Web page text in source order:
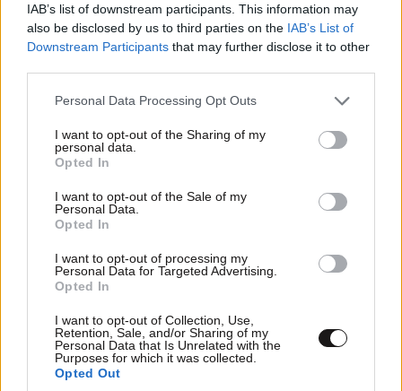
IAB’s list of downstream participants. This information may
also be disclosed by us to third parties on the IAB’s List of
Downstream Participants that may further disclose it to other
Please note that this website/app uses one or more Google
not limited to your visit or usage behaviour. You may click to
grant or deny consent to Google and its third-party tags to
use your data for below specified purposes in below Google
consent section.
Personal Data Processing Opt Outs
I want to opt-out of the Sharing of my
personal data.
Opted In
I want to opt-out of the Sale of my
Personal Data.
Opted In
I want to opt-out of processing my
Personal Data for Targeted Advertising.
Opted In
I want to opt-out of Collection, Use,
Retention, Sale, and/or Sharing of my
Personal Data that Is Unrelated with the
Purposes for which it was collected.
Opted Out
Βασίλειος ο Β' 05·01·2013 12:31
Βάλτον να επιστρέψει τα λεφτά που καταχράστηκε
φοιτητές του ότι δεν μένουν πάντα ατιμώρητα τα
(...........) και να ακολουθήσουν τον σωστό δρόμο στη
χρήσιμα.
georgev 04·01·2013 22:43
Ο άνθρωπος ένα δωράκι ήθελε να κάνει στην ηθοποιό
για τους καλούς βαθμούς της στο dancing ...ρε τον